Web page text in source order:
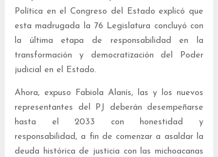
Política en el Congreso del Estado explicó que
esta madrugada la 76 Legislatura concluyó con
la última etapa de responsabilidad en la
transformación y democratización del Poder
judicial en el Estado.
Ahora, expuso Fabiola Alanís, las y los nuevos
representantes del PJ deberán desempeñarse
hasta el 2033 con honestidad y
responsabilidad, a fin de comenzar a asaldar la
deuda histórica de justicia con las michoacanas